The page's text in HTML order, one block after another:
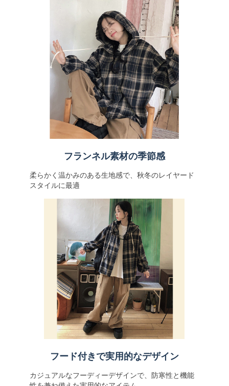
フランネル素材の季節感
柔らかく温かみのある生地感で、秋冬のレイヤード
スタイルに最適
フード付きで実用的なデザイン
カジュアルなフーディーデザインで、防寒性と機能